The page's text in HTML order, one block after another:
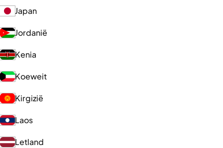
Japan
Jordanië
Kenia
Koeweit
Kirgizië
Laos
Letland